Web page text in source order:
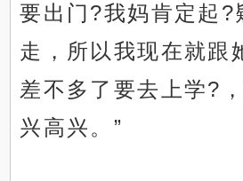
要出门?我妈肯定起?
走，所以我现在就跟
差不多了要去上学?
兴高兴。”